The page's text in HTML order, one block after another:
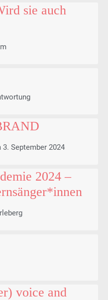
sie auch
September 2024
2024 –
voice and